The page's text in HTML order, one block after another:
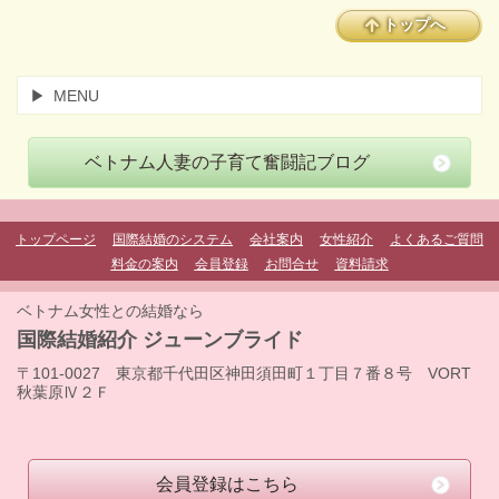
トップへ
MENU
ベトナム人妻の子育て奮闘記ブログ
トップページ 国際結婚のシステム 会社案内 女性紹介
よくあるご質問
料金の案内
会員登録 お問合せ 資料請求
ベトナム女性との結婚なら
国際結婚紹介 ジューンブライド
〒101-0027 東京都千代田区神田須田町１丁目７番８号 VORT
秋葉原Ⅳ２Ｆ
会員登録はこちら